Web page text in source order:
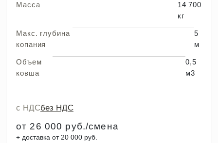
Масса
14 700
кг
Макс. глубина
копания
5
м
Объем
ковша
0,5
м3
с НДСбез НДС
от 26 000 руб./смена
+ доставка от 20 000 руб.